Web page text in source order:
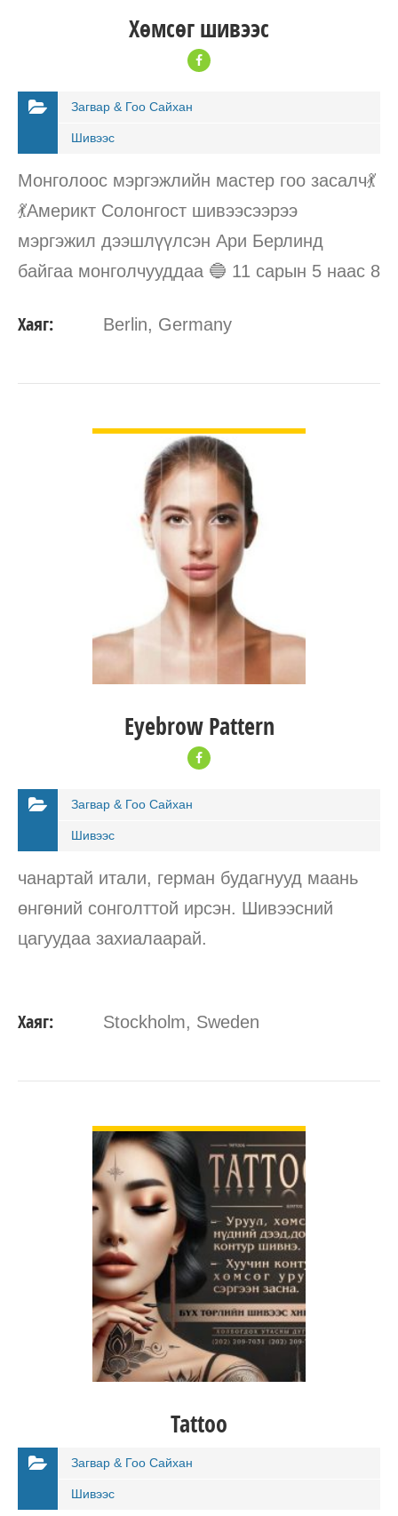
Хөмсөг шивээс
Загвар & Гоо Сайхан
Шивээс
Монголоос мэргэжлийн мастер гоо засалч💃
💃Америкт Солонгост шивээсээрээ
мэргэжил дээшлүүлсэн Ари Берлинд
байгаа монголчууддаа 🔵 11 сарын 5 наас 8
6D шивээс,Hairstrokes 1RL 3RL хөмсөгний
Хаяг: Berlin, Germany
Eyebrow Pattern
Загвар & Гоо Сайхан
Шивээс
чанартай итали, герман будагнууд маань
өнгөний сонголттой ирсэн. Шивээсний
цагуудаа захиалаарай.
Хаяг: Stockholm, Sweden
Tattoo
Загвар & Гоо Сайхан
Шивээс